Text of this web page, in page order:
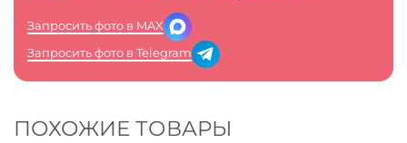
Запросить фото в MAX
Запросить фото в Telegram
ПОХОЖИЕ ТОВАРЫ